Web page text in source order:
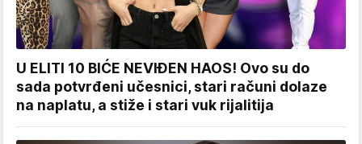
U ELITI 10 BIĆE NEVIĐEN HAOS! Ovo su do
sada potvrđeni učesnici, stari računi dolaze
na naplatu, a stiže i stari vuk rijalitija